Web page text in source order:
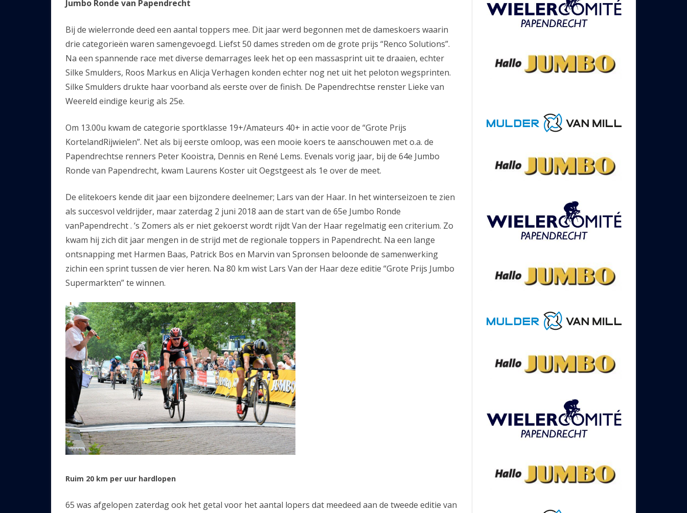
en
Papendrecht
Jumbo Ronde van Papendrecht
Bij de wielerronde deed een aantal toppers mee. Dit jaar werd begonnen met de dameskoers waarin
drie categorieën waren samengevoegd. Liefst 50 dames streden om de grote prijs “Renco Solutions”.
Na een spannende race met diverse demarrages leek het op een massasprint uit te draaien, echter
Silke Smulders, Roos Markus en Alicja Verhagen konden echter nog net uit het peloton wegsprinten.
Silke Smulders drukte haar voorband als eerste over de finish. De Papendrechtse renster Lieke van
Weereld eindige keurig als 25e.
Om 13.00u kwam de categorie sportklasse 19+/Amateurs 40+ in actie voor de “Grote Prijs
KortelandRijwielen”. Net als bij eerste omloop, was een mooie koers te aanschouwen met o.a. de
Papendrechtse renners Peter Kooistra, Dennis en René Lems. Evenals vorig jaar, bij de 64e Jumbo
Ronde van Papendrecht, kwam Laurens Koster uit Oegstgeest als 1e over de meet.
De elitekoers kende dit jaar een bijzondere deelnemer; Lars van der Haar. In het winterseizoen te zien
als succesvol veldrijder, maar zaterdag 2 juni 2018 aan de start van de 65e Jumbo Ronde
vanPapendrecht . ’s Zomers als er niet gekoerst wordt rijdt Van der Haar regelmatig een criterium. Zo
kwam hij zich dit jaar mengen in de strijd met de regionale toppers in Papendrecht. Na een lange
ontsnapping met Harmen Baas, Patrick Bos en Marvin van Spronsen beloonde de samenwerking
zichin een sprint tussen de vier heren. Na 80 km wist Lars Van der Haar deze editie “Grote Prijs Jumbo
Supermarkten” te winnen.
Ruim 20 km per uur hardlopen
65 was afgelopen zaterdag ook het getal voor het aantal lopers dat meedeed aan de tweede editie van